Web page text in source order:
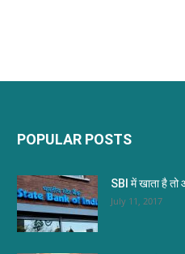
POPULAR POSTS
SBI में खाता है
July 11, 2017